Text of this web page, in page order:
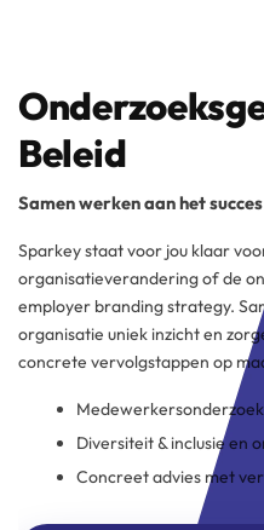
Beleid
Samen werken aan het
Sparkey staat voor jou klaar
organisatieverandering of de
employer branding strategy.
organisatie uniek inzicht en
concrete vervolgstappen op
Diversiteit & inclusie en
Concreet advies met